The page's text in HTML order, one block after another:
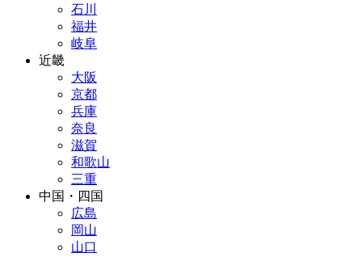
石川
福井
岐阜
近畿
大阪
京都
兵庫
奈良
滋賀
和歌山
三重
中国・四国
広島
岡山
山口